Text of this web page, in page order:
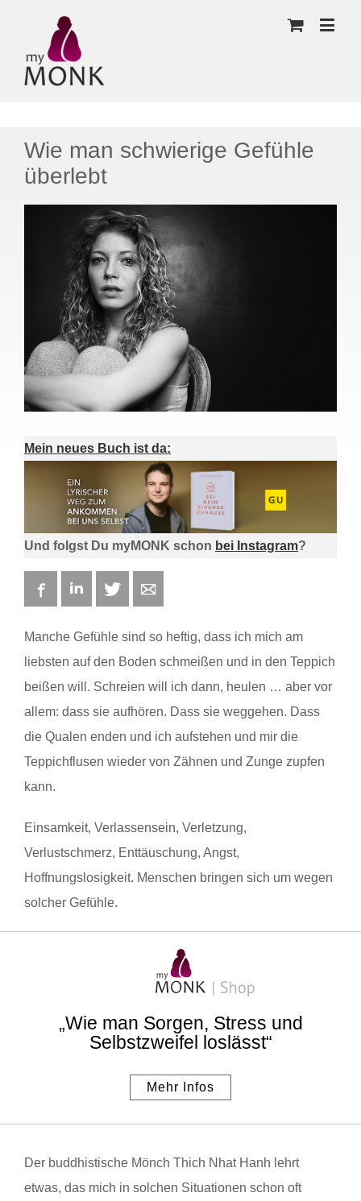
Wie man schwierige Gefühle
überlebt
Mein neues Buch ist da:
Und folgst Du myMONK schon bei Instagram?
FacebookLinkedIn Twitter
Manche Gefühle sind so heftig, dass ich mich am
liebsten auf den Boden schmeißen und in den Teppich
beißen will. Schreien will ich dann, heulen … aber vor
allem: dass sie aufhören. Dass sie weggehen. Dass
die Qualen enden und ich aufstehen und mir die
Teppichflusen wieder von Zähnen und Zunge zupfen
kann.
Einsamkeit, Verlassensein, Verletzung,
Verlustschmerz, Enttäuschung, Angst,
Hoffnungslosigkeit. Menschen bringen sich um wegen
solcher Gefühle.
„Wie man Sorgen, Stress und
Selbstzweifel loslässt“
Mehr Infos
Der buddhistische Mönch Thich Nhat Hanh lehrt
etwas, das mich in solchen Situationen schon oft